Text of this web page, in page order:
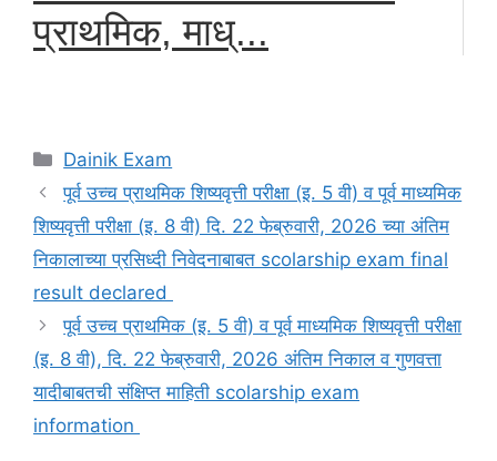
प्राथमिक, माध्...
Categories
Dainik Exam
पूर्व उच्च प्राथमिक शिष्यवृत्ती परीक्षा (इ. 5 वी) व पूर्व माध्यमिक
शिष्यवृत्ती परीक्षा (इ. 8 वी) दि. 22 फेब्रुवारी, 2026 च्या अंतिम
निकालाच्या प्रसिध्दी निवेदनाबाबत scolarship exam final
result declared
पूर्व उच्च प्राथमिक (इ. 5 वी) व पूर्व माध्यमिक शिष्यवृत्ती परीक्षा
(इ. 8 वी), दि. 22 फेब्रुवारी, 2026 अंतिम निकाल व गुणवत्ता
यादीबाबतची संक्षिप्त माहिती scolarship exam
information